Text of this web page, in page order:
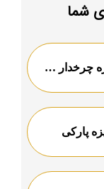
شما
سطل زباله شهری گالوانیزه چرخدار در اصفهان
پارکی